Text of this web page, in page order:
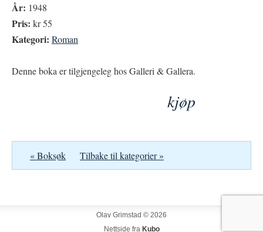
År: 1948
Pris: kr 55
Kategori: Roman
Denne boka er tilgjengeleg hos Galleri & Gallera.
kjøp
« Boksøk Tilbake til kategorier »
Olav Grimstad © 2026
Nettside fra Kubo